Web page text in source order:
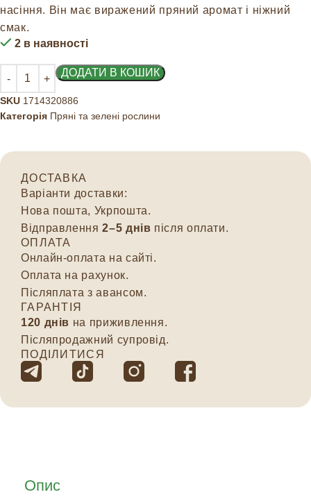
насіння. Він має виражений пряний аромат і ніжний
смак.
2 в наявності
ДОДАТИ В КОШИК
SKU 1714320886
Категорія Пряні та зелені рослини
ДОСТАВКА
Варіанти доставки:
Нова пошта, Укрпошта.
Відправлення2–5 днів після оплати.
ОПЛАТА
Онлайн-оплата на сайті.
Оплата на рахунок.
Післяплата з авансом.
ГАРАНТІЯ
120 днів на приживлення.
Післяпродажний супровід.
ПОДІЛИТИСЯ
Опис